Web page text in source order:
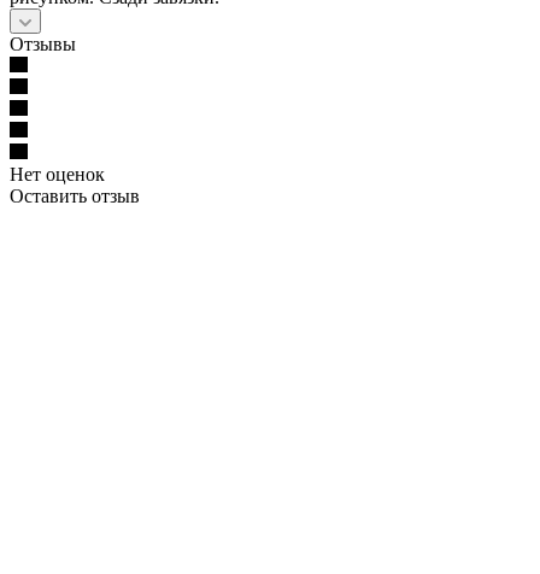
Отзывы
Нет оценок
Оставить отзыв